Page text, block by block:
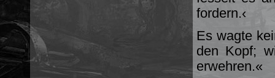
fordern.‹
Es wagte
den Kopf;
erwehren.«